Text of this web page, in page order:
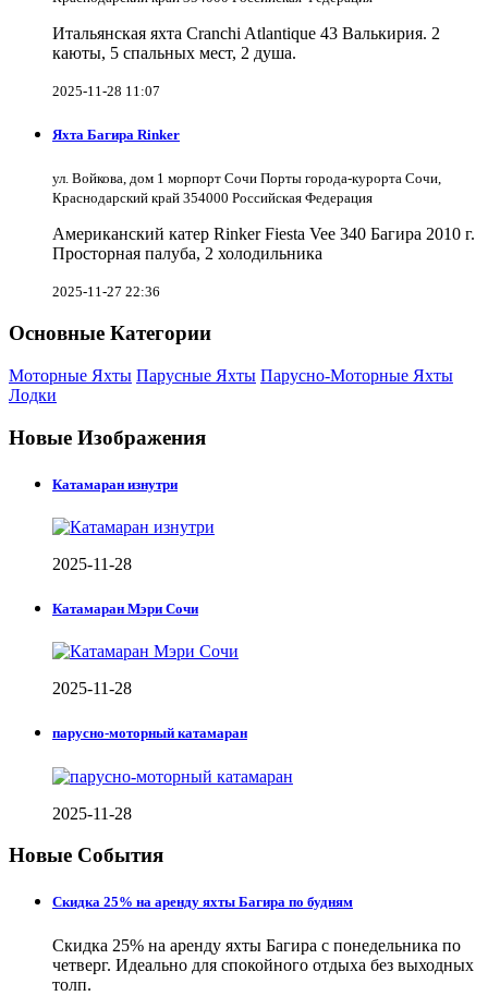
Итальянская яхта Cranchi Atlantique 43 Валькирия. 2
каюты, 5 спальных мест, 2 душа.
2025-11-28 11:07
Яхта Багира Rinker
ул. Войкова, дом 1 морпорт Сочи Порты города-курорта Сочи,
Краснодарский край 354000 Российская Федерация
Американский катер Rinker Fiesta Vee 340 Багира 2010 г.
Просторная палуба, 2 холодильника
2025-11-27 22:36
Основные Категории
Моторные Яхты Парусные Яхты Парусно-Моторные Яхты
Лодки
Новые Изображения
Катамаран изнутри
2025-11-28
Катамаран Мэри Сочи
2025-11-28
парусно-моторный катамаран
2025-11-28
Новые События
Скидка 25% на аренду яхты Багира по будням
Скидка 25% на аренду яхты Багира с понедельника по
четверг. Идеально для спокойного отдыха без выходных
толп.